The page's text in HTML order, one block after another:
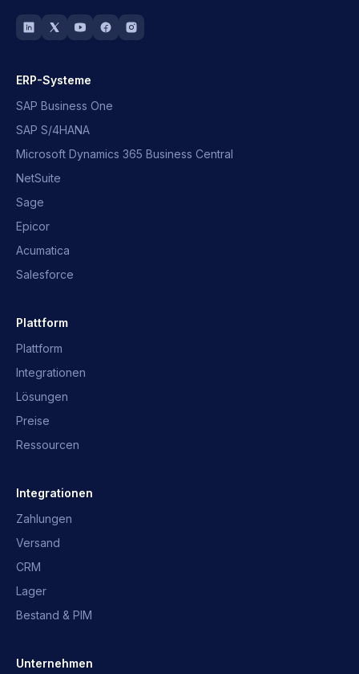
ERP-Systeme
SAP Business One
SAP S/4HANA
Microsoft Dynamics 365 Business Central
NetSuite
Sage
Epicor
Acumatica
Salesforce
Plattform
Plattform
Integrationen
Lösungen
Preise
Ressourcen
Integrationen
Zahlungen
Versand
CRM
Lager
Bestand & PIM
Unternehmen
Was ist OpusNext?